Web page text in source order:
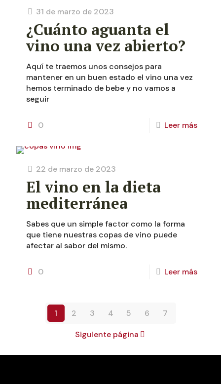
31 de marzo de 2023
¿Cuánto aguanta el
vino una vez abierto?
Aquí te traemos unos consejos para
mantener en un buen estado el vino una vez
hemos terminado de bebe y no vamos a
seguir
0 Leer más
22 de marzo de 2023
El vino en la dieta
mediterránea
Sabes que un simple factor como la forma
que tiene nuestras copas de vino puede
afectar al sabor del mismo.
0 Leer más
1 2 3 4 5 6 7
Siguiente página